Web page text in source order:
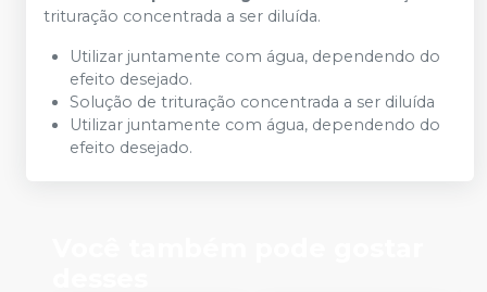
trituração concentrada a ser diluída.
Utilizar juntamente com água, dependendo do
efeito desejado.
Solução de trituração concentrada a ser diluída
Utilizar juntamente com água, dependendo do
efeito desejado.